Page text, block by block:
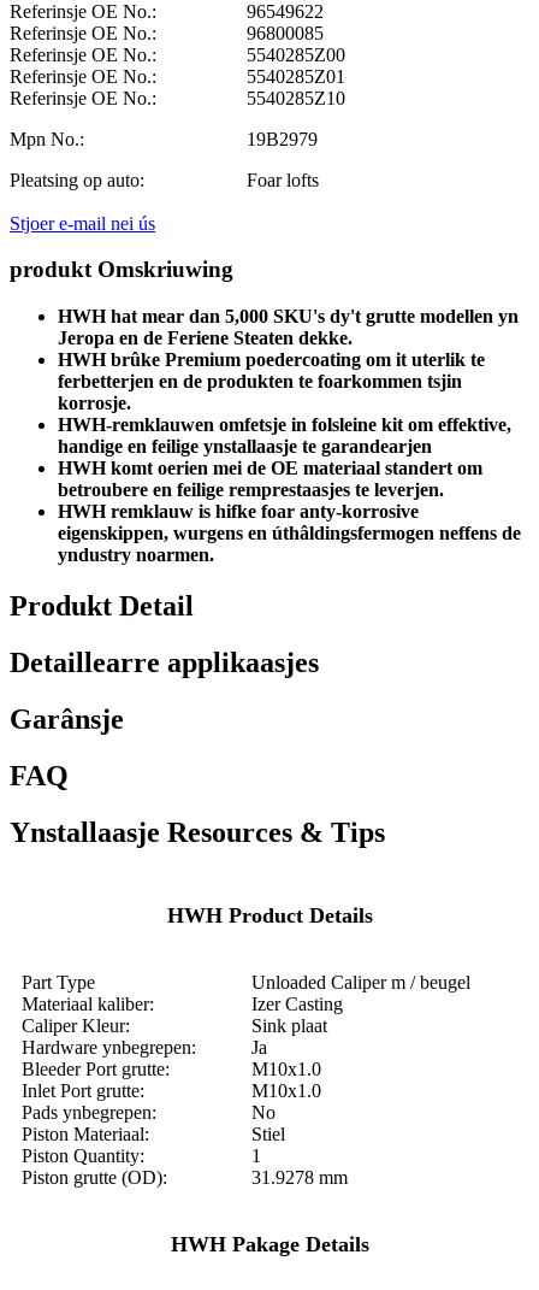
Referinsje OE No.:
96549622
Referinsje OE No.:
96800085
Referinsje OE No.:
5540285Z00
Referinsje OE No.:
5540285Z01
Referinsje OE No.:
5540285Z10
Mpn No.:
19B2979
Pleatsing op auto:
Foar lofts
Stjoer e-mail nei ús
produkt Omskriuwing
HWH hat mear dan 5,000 SKU's dy't grutte modellen yn
Jeropa en de Feriene Steaten dekke.
HWH brûke Premium poedercoating om it uterlik te
ferbetterjen en de produkten te foarkommen tsjin
korrosje.
HWH-remklauwen omfetsje in folsleine kit om effektive,
handige en feilige ynstallaasje te garandearjen
HWH komt oerien mei de OE materiaal standert om
betroubere en feilige remprestaasjes te leverjen.
HWH remklauw is hifke foar anty-korrosive
eigenskippen, wurgens en úthâldingsfermogen neffens de
yndustry noarmen.
Produkt Detail
Detaillearre applikaasjes
Garânsje
FAQ
Ynstallaasje Resources & Tips
HWH Product Details
Part Type
Unloaded Caliper m / beugel
Materiaal kaliber:
Izer Casting
Caliper Kleur:
Sink plaat
Hardware ynbegrepen:
Ja
Bleeder Port grutte:
M10x1.0
Inlet Port grutte:
M10x1.0
Pads ynbegrepen:
No
Piston Materiaal:
Stiel
Piston Quantity:
1
Piston grutte (OD):
31.9278 mm
HWH Pakage Details